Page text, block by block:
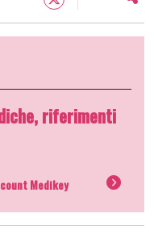
riferimenti
Medikey